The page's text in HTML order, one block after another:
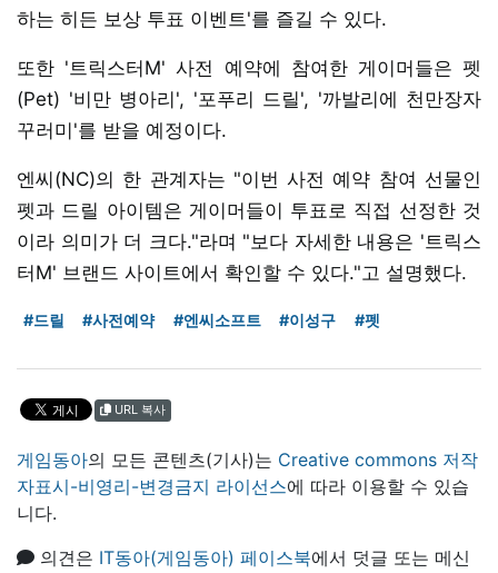
하는 히든 보상 투표 이벤트'를 즐길 수 있다.
또한 '트릭스터M' 사전 예약에 참여한 게이머들은 펫
(Pet) '비만 병아리', '포푸리 드릴', '까발리에 천만장자
꾸러미'를 받을 예정이다.
엔씨(NC)의 한 관계자는 "이번 사전 예약 참여 선물인
펫과 드릴 아이템은 게이머들이 투표로 직접 선정한 것
이라 의미가 더 크다."라며 "보다 자세한 내용은 '트릭스
터M' 브랜드 사이트에서 확인할 수 있다."고 설명했다.
#드릴 #사전예약 #엔씨소프트 #이성구 #펫
URL 복사
게임동아의 모든 콘텐츠(기사)는 Creative commons 저작
자표시-비영리-변경금지 라이선스에 따라 이용할 수 있습
니다.
의견은 IT동아(게임동아) 페이스북에서 덧글 또는 메신